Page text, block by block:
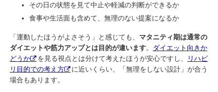
その日の状態を見て中止や軽減の判断ができるか
食事や生活面も含めて、無理のない提案になるか
「運動したほうがよさそう」と感じても、 マタニティ期は通常の
ダイエットや筋力アップとは目的が違います。
ダイエット向きか
どうか
を見る視点とは分けて考えたほうが安心ですし、
リハビ
リ目的での考え方
に近いくらい、「無理をしない設計」が合う
場合もあります。